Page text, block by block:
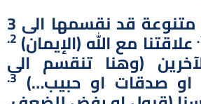
فهناك علاقات متنوعة قد نقسمها الى 3
علاقتنا مع الله (الإيمان) 2.
(وهنا تنقسم الى
او صدقات او حبيب…)3.